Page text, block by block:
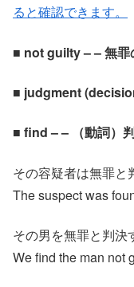
ると確認できます。
■ not guilty – – 無罪
■ judgment
■ find – – （動詞）
その容疑者は無罪と
The suspect was
その男を無罪と判決
We find the man not